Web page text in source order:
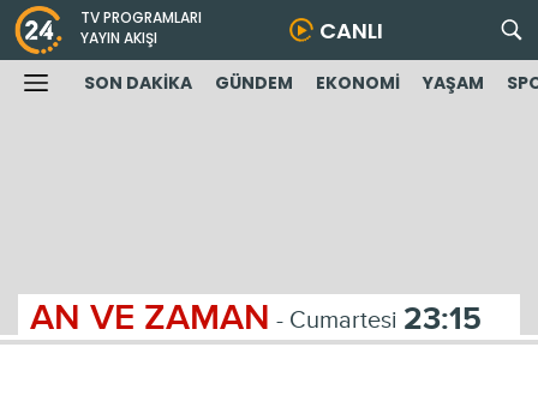
TV PROGRAMLARI
YAYIN AKIŞI
CANLI
SON DAKİKA GÜNDEM EKONOMİ YAŞAM
AN VE ZAMAN - Cumartesi 23:15